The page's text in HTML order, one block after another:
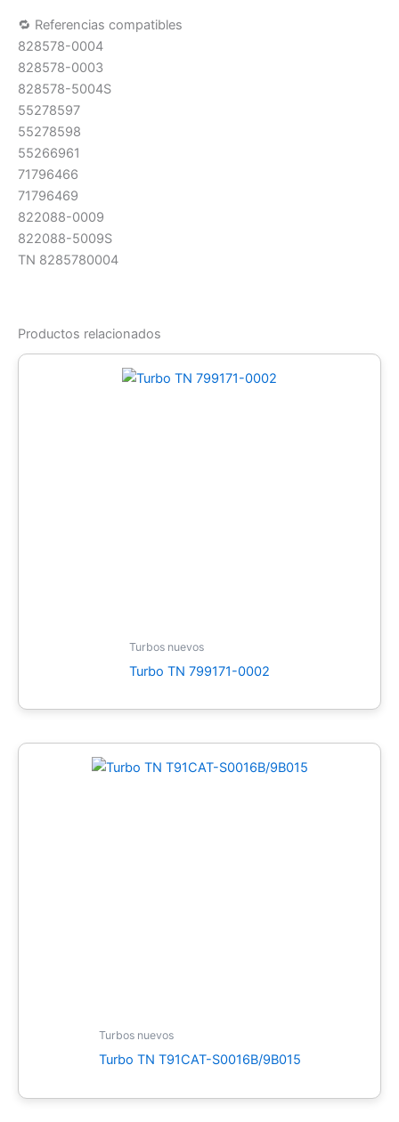
🔁 Referencias compatibles
828578-0004
828578-0003
828578-5004S
55278597
55278598
55266961
71796466
71796469
822088-0009
822088-5009S
TN 8285780004
Productos relacionados
Turbos nuevos
Turbo TN 799171-0002
Turbos nuevos
Turbo TN T91CAT-S0016B/9B015